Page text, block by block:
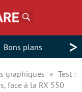
Bons plans >
graphiques
Test :
face à la RX 550